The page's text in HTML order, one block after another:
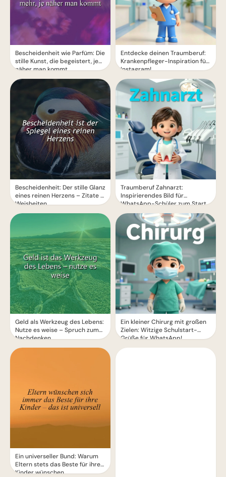
Bescheidenheit wie Parfüm: Die
stille Kunst, die begeistert, je
näher man kommt
Bescheidenheit: Der stille Glanz
eines reinen Herzens – Zitate &
Weisheiten
Geld als Werkzeug des Lebens:
Nutze es weise – Spruch zum
Nachdenken
Ein universeller Bund: Warum
Eltern stets das Beste für ihre
Kinder wünschen
Entdecke deinen Traumberuf:
Krankenpfleger-Inspiration für
Instagram!
Traumberuf Zahnarzt:
Inspirierendes Bild für
WhatsApp-Schüler zum Start
Ein kleiner Chirurg mit großen
Zielen: Witzige Schulstart-
Grüße für WhatsApp!